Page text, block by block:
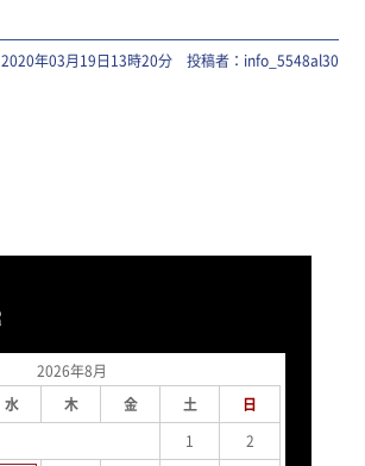
2020年03月19日13時20分 投稿者：info_5548al30
2026年8月
水 木 金 土
日
1
2